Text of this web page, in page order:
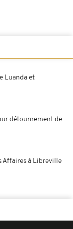
Luanda et
détournement de
Affaires à Libreville